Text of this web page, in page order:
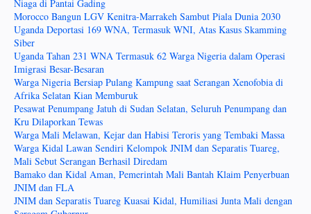
Niaga di Pantai Gading
Morocco Bangun LGV Kenitra-Marrakeh Sambut Piala Dunia 2030
Uganda Deportasi 169 WNA, Termasuk WNI, Atas Kasus Skamming
Siber
Uganda Tahan 231 WNA Termasuk 62 Warga Nigeria dalam Operasi
Imigrasi Besar-Besaran
Warga Nigeria Bersiap Pulang Kampung saat Serangan Xenofobia di
Afrika Selatan Kian Memburuk
Pesawat Penumpang Jatuh di Sudan Selatan, Seluruh Penumpang dan
Kru Dilaporkan Tewas
Warga Mali Melawan, Kejar dan Habisi Teroris yang Tembaki Massa
Warga Kidal Lawan Sendiri Kelompok JNIM dan Separatis Tuareg,
Mali Sebut Serangan Berhasil Diredam
Bamako dan Kidal Aman, Pemerintah Mali Bantah Klaim Penyerbuan
JNIM dan FLA
JNIM dan Separatis Tuareg Kuasai Kidal, Humiliasi Junta Mali dengan